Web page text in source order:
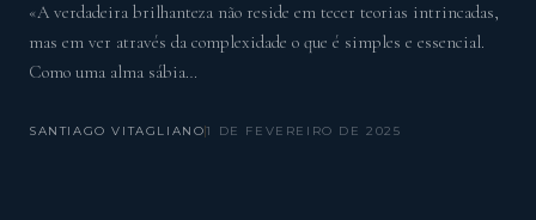
«A verdadeira brilhanteza não reside em tecer teorias intrincadas,
mas em ver através da complexidade o que é simples e essencial.
Como uma alma sábia…
SANTIAGO VITAGLIANO1 DE FEVEREIRO DE 2025